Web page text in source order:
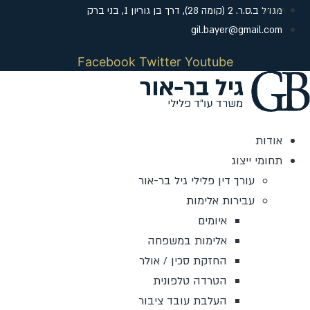
דלג
לתוכן
מגדל ב.ס.ר. 2 (קומה 28), דרך בן גוריון 1, בני ברק
gil.bayer@gmail.com
Facebook Twitter Youtube
אודות
תחומי ייצוג
עורך דין פלילי גיל בר-אור
עבירות אלימות
איומים
אלימות במשפחה
החזקת סכין / אולר
הטרדה טלפונית
העלבת עובד ציבור